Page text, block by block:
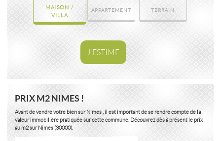
MAISON /
VILLA
APPARTEMENT TERRAIN
J'ESTIME
PRIX M2 NIMES !
Avant de vendre votre bien sur Nimes , il est important de se rendre compte de la
valeur immobilière pratiquée sur cette commune. Découvrez dès à présent le prix
au m2 sur Nimes (30000).